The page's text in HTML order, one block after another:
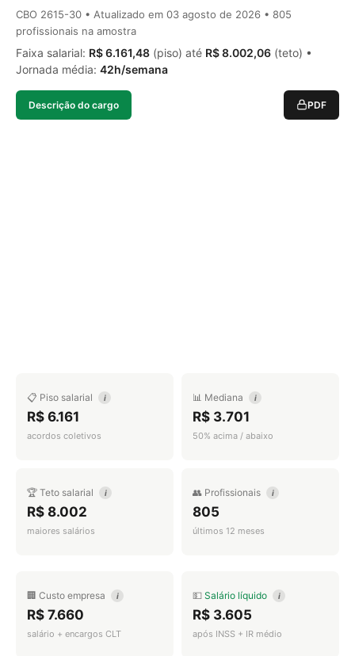
CBO 2615-30 • Atualizado em 03 agosto de 2026 • 805
profissionais na amostra
Faixa salarial: R$ 6.161,48 (piso) até R$ 8.002,06 (teto) •
Jornada média: 42h/semana
Descrição do cargo PDF
📋 Piso salarial i
R$ 6.161
acordos coletivos
📊 Mediana i
R$ 3.701
50% acima / abaixo
🏆 Teto salarial i
R$ 8.002
maiores salários
👥 Profissionais i
805
últimos 12 meses
🏢 Custo empresa i
R$ 7.660
salário + encargos CLT
💵 Salário líquido i
R$ 3.605
após INSS + IR médio